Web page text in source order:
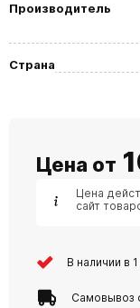
Производитель
Страна
Цена от
Цена
сайт
В наличии в
Самовывоз